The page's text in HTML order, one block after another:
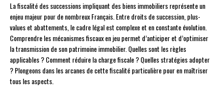
La fiscalité des successions impliquant des biens immobiliers représente un
enjeu majeur pour de nombreux Français. Entre droits de succession, plus-
values et abattements, le cadre légal est complexe et en constante évolution.
Comprendre les mécanismes fiscaux en jeu permet d’anticiper et d’optimiser
la transmission de son patrimoine immobilier. Quelles sont les règles
applicables ? Comment réduire la charge fiscale ? Quelles stratégies adopter
? Plongeons dans les arcanes de cette fiscalité particulière pour en maîtriser
tous les aspects.